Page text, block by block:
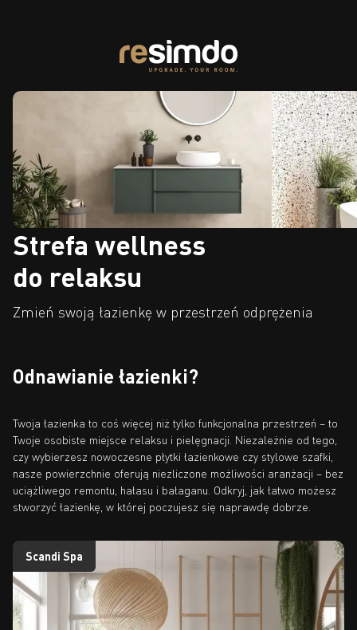
Strefa wellness
do relaksu
Zmień swoją łazienkę w przestrzeń odprężenia
Odnawianie łazienki?
Twoja łazienka to coś więcej niż tylko funkcjonalna przestrzeń – to
Twoje osobiste miejsce relaksu i pielęgnacji. Niezależnie od tego,
czy wybierzesz nowoczesne płytki łazienkowe czy stylowe szafki,
nasze powierzchnie oferują niezliczone możliwości aranżacji – bez
uciążliwego remontu, hałasu i bałaganu. Odkryj, jak łatwo możesz
stworzyć łazienkę, w której poczujesz się naprawdę dobrze.
Scandi Spa